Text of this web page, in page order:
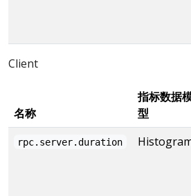
Client
名称
指标数据
型
rpc.server.duration